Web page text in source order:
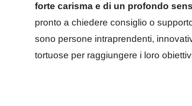
forte carisma e di un profondo
pronto a chiedere consiglio o
sono persone intraprendenti,
tortuose per raggiungere i loro